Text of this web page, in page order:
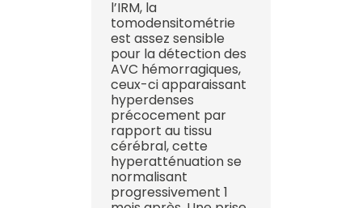
l’IRM, la
tomodensitométrie
est assez sensible
pour la détection des
AVC hémorragiques,
ceux-ci apparaissant
hyperdenses
précocement par
rapport au tissu
cérébral, cette
hyperatténuation se
normalisant
progressivement 1